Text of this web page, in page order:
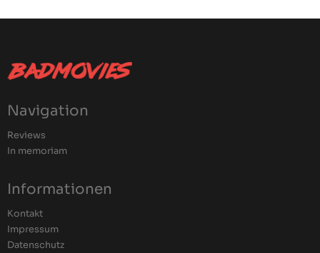
Navigation
Reviews
In memoriam
Informationen
Kontakt
Impressum
Datenschutz